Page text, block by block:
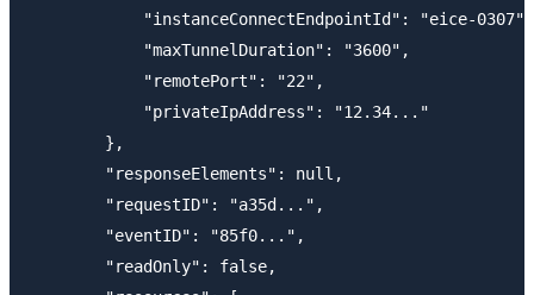
            "instanceConnectEndpointId": "eice-0307",
            "maxTunnelDuration": "3600",
            "remotePort": "22",
            "privateIpAddress": "12.34..."
        },
        "responseElements": null,
        "requestID": "a35d...",
        "eventID": "85f0...",
        "readOnly": false,